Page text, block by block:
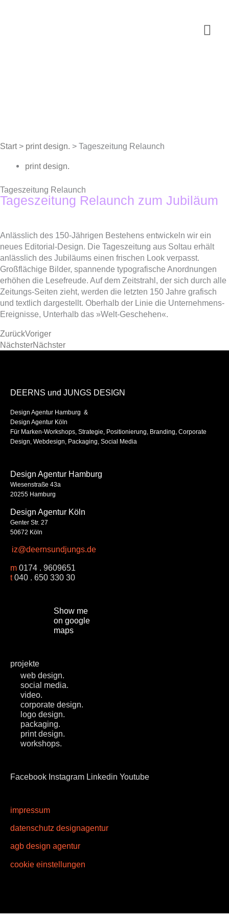
Start> print design. > Tageszeitung Relaunch
print design.
Tageszeitung Relaunch
Tageszeitung Relaunch zum Jubiläum
Anlässlich des 150-Jährigen Bestehens entwickeln wir ein
neues Editorial-Design. Die Tageszeitung aus Soltau erhält
anlässlich des Jubiläums einen frischen Look verpasst.
Großflächige Bilder, spannende typografische Anordnungen
erhöhen die Lesefreude. Auf dem Zeitstrahl, der sich durch alle
Zeitungs-Seiten zieht, werden die letzten 150 Jahre grafisch
und textlich dargestellt. Oberhalb der Linie die Unternehmens-
Ereignisse, Unterhalb das »Welt-Geschehen«.
ZurückVoriger
NächsterNächster
DEERNS und JUNGS DESIGN
Design Agentur Hamburg &
Design Agentur Köln
Für Marken-Workshops, Strategie, Positionierung, Branding, Corporate
Design, Webdesign, Packaging, Social Media
Design Agentur Hamburg
Wiesenstraße 43a
20255 Hamburg
Design Agentur Köln
Genter Str. 27
50672 Köln
iz@deernsundjungs.de
m 0174 . 9609651
t 040 . 650 330 30
Show me
on google
maps
projekte
web design.
social media.
video.
corporate design.
logo design.
packaging.
print design.
workshops.
Facebook Instagram Linkedin Youtube
impressum
datenschutz designagentur
agb design agentur
cookie einstellungen